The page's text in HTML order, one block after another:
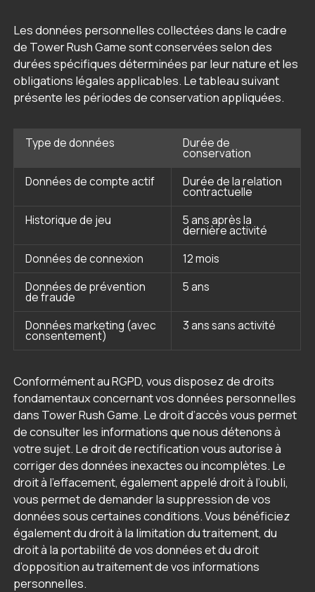
Les données personnelles collectées dans le cadre
de Tower Rush Game sont conservées selon des
durées spécifiques déterminées par leur nature et les
obligations légales applicables. Le tableau suivant
présente les périodes de conservation appliquées.
Type de données Durée de
conservation
Données de compte actif
Durée de la relation
contractuelle
Historique de jeu
5 ans après la
dernière activité
Données de connexion
12 mois
Données de prévention
de fraude
5 ans
Données marketing (avec
consentement)
3 ans sans activité
Conformément au RGPD, vous disposez de droits
fondamentaux concernant vos données personnelles
dans Tower Rush Game. Le droit d’accès vous permet
de consulter les informations que nous détenons à
votre sujet. Le droit de rectification vous autorise à
corriger des données inexactes ou incomplètes. Le
droit à l’effacement, également appelé droit à l’oubli,
vous permet de demander la suppression de vos
données sous certaines conditions. Vous bénéficiez
également du droit à la limitation du traitement, du
droit à la portabilité de vos données et du droit
d’opposition au traitement de vos informations
personnelles.